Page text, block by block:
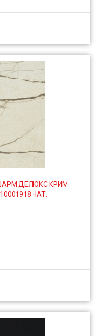
ДЕЛЮКС КРИМ
НАТ.